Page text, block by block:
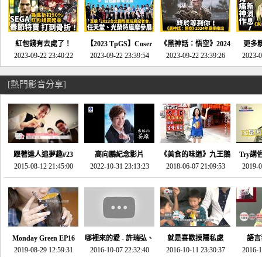
20230125
紅包錢有去處了！
SEGA春節特賣 超過85
款遊戲打到骨折-電玩
宅速配20230119
2023-09-22 23:40:22
【2023 TpGS】Coser
和Show Girl搶先看！
直擊展前記者會-電玩
2023-09-22 23:39:54
《黑神話：悟空》2024
年夏季推出！確定不會
延期齁？-電玩宅速配
2023-09-22 23:39:26
更多
《來
金鄉
2023-
[熱門影音分享]
跟著達人追夢趣#23
promo-我想開間咖啡
館(謝佳凌)
2015-08-12 21:45:00
高向鵬紀念影片
2022-10-31 23:13:23
《美食的味道》九王鵝
肉
2018-06-07 21:09:53
Try講
2019-
Monday Green EP16
超意外~環保原來可以
2019-08-29 12:59:31
哪裡來的愛 - 許瑞弘、
李其芬
2016-10-07 22:32:40
就是喜歡摸隱私處
2016-10-11 23:30:37
語
2016-